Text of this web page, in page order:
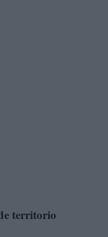
territorio